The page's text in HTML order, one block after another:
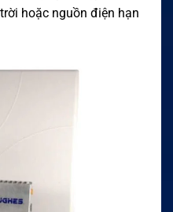
hoặc nguồn điện hạn